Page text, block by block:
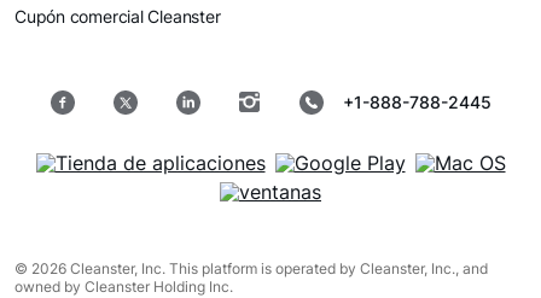
Cupón comercial Cleanster
+1-888-788-2445
© 2026 Cleanster, Inc. This platform is operated by Cleanster, Inc., and
owned by Cleanster Holding Inc.